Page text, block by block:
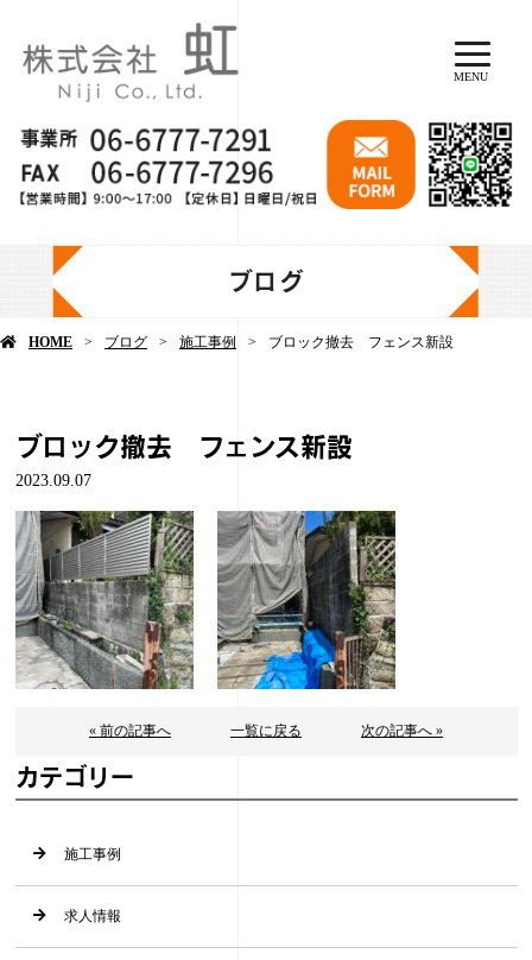
MENU
ブログ
HOME ブログ 施工事例 ブロック撤去 フェンス新設
ブロック撤去 フェンス新設
2023.09.07
« 前の記事へ 一覧に戻る 次の記事へ »
カテゴリー
施工事例
求人情報